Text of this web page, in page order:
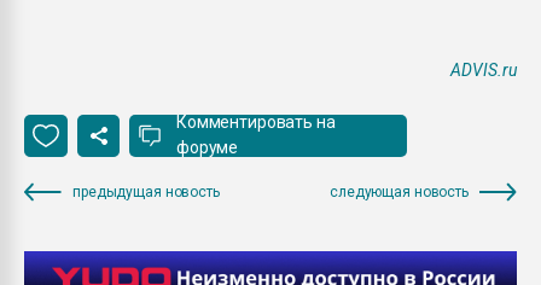
ADVIS.ru
Комментировать на
форуме
предыдущая новость следующая новость